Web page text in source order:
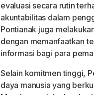
evaluasi secara rutin
akuntabilitas dalam
Pontianak juga
dengan memanfaatkan
informasi bagi para
Selain komitmen tinggi,
daya manusia yang